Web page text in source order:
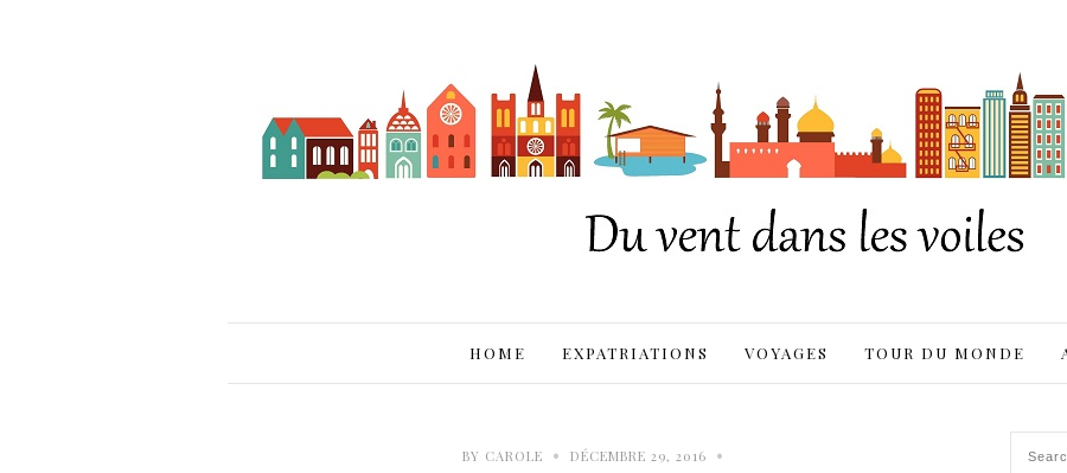
HOME EXPATRIATIONS VOYAGES TOUR DU MONDE
BY CAROLE • DÉCEMBRE 29, 2016 •